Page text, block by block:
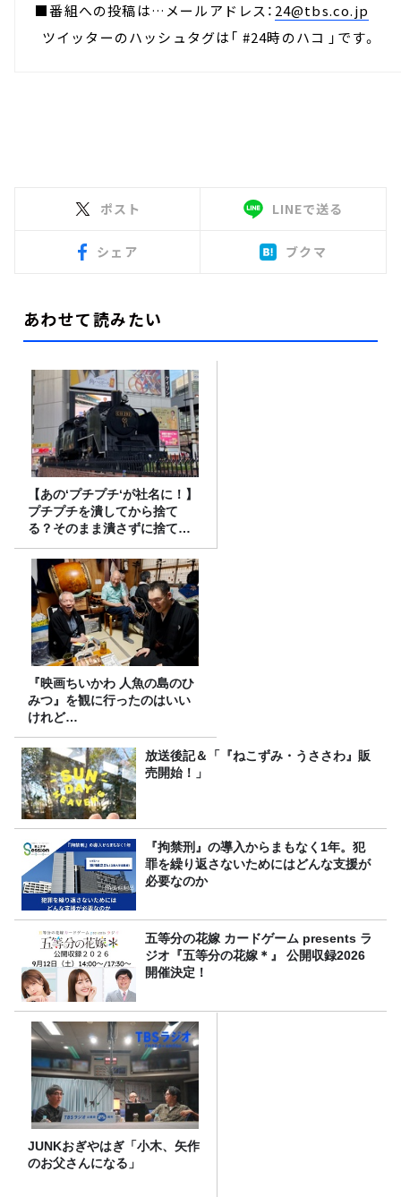
■番組への投稿は…メールアドレス： 24@tbs.co.jp
ツイッターのハッシュタグは「 #24時のハコ 」です。
ポスト LINEで送る
シェア ブクマ
あわせて読みたい
【あの‘プチプチ‘が社名に！】
プチプチを潰してから捨て
る？そのまま潰さずに捨て
る？
『映画ちいかわ 人魚の島のひ
みつ』を観に行ったのはいい
けれど…
放送後記＆「『ねこずみ・うささわ』販
売開始！」
『拘禁刑』の導入からまもなく1年。犯
罪を繰り返さないためにはどんな支援が
必要なのか
五等分の花嫁 カードゲーム presents ラ
ジオ『五等分の花嫁＊』 公開収録2026
開催決定！
JUNKおぎやはぎ「小木、矢作
のお父さんになる」